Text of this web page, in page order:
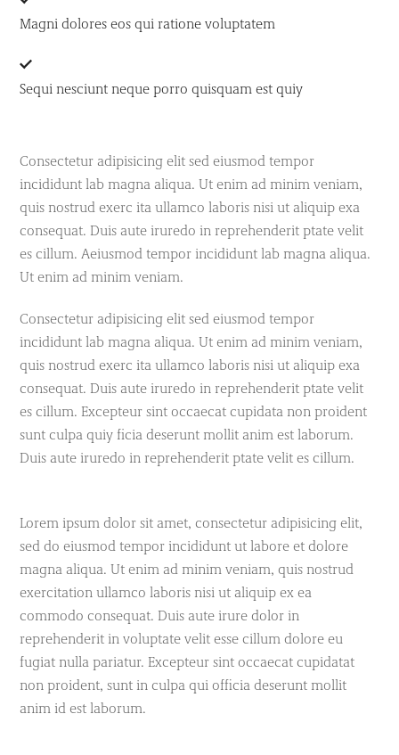
Magni dolores eos qui ratione voluptatem
Sequi nesciunt neque porro quisquam est quiy
Consectetur adipisicing elit sed eiusmod tempor
incididunt lab magna aliqua. Ut enim ad minim veniam,
quis nostrud exerc ita ullamco laboris nisi ut aliquip exa
consequat. Duis aute iruredo in reprehenderit ptate velit
es cillum. Aeiusmod tempor incididunt lab magna aliqua.
Ut enim ad minim veniam.
Consectetur adipisicing elit sed eiusmod tempor
incididunt lab magna aliqua. Ut enim ad minim veniam,
quis nostrud exerc ita ullamco laboris nisi ut aliquip exa
consequat. Duis aute iruredo in reprehenderit ptate velit
es cillum. Excepteur sint occaecat cupidata non proident
sunt culpa quiy ficia deserunt mollit anim est laborum.
Duis aute iruredo in reprehenderit ptate velit es cillum.
Lorem ipsum dolor sit amet, consectetur adipisicing elit,
sed do eiusmod tempor incididunt ut labore et dolore
magna aliqua. Ut enim ad minim veniam, quis nostrud
exercitation ullamco laboris nisi ut aliquip ex ea
commodo consequat. Duis aute irure dolor in
reprehenderit in voluptate velit esse cillum dolore eu
fugiat nulla pariatur. Excepteur sint occaecat cupidatat
non proident, sunt in culpa qui officia deserunt mollit
anim id est laborum.